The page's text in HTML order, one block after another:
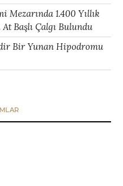
Mezarında 1.400 Yıllık
Başlı Çalgı Bulundu
Bir Yunan Hipodromu